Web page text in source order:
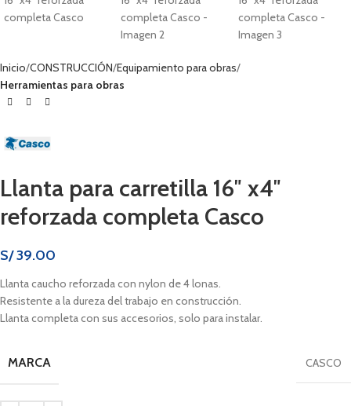
Inicio CONSTRUCCIÓN Equipamiento para obras
Herramientas para obras
Llanta para carretilla 16″ x4″
reforzada completa Casco
S/39.00
Llanta caucho reforzada con nylon de 4 lonas.
Resistente a la dureza del trabajo en construcción.
Llanta completa con sus accesorios, solo para instalar.
MARCA CASCO